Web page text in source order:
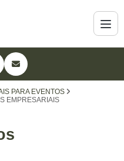
PARA EVENTOS
EMPRESARIAIS